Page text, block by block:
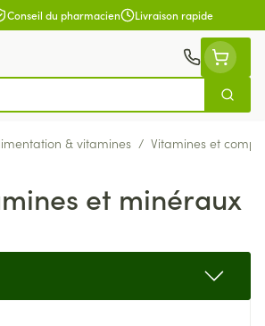
Conseil du pharmacien Livraison rapide
& vitamines / Vitamines et
et minéraux